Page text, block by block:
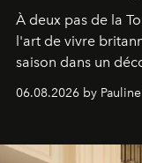
À deux pas de la
l'art de vivre
saison dans un
06.08.2026 by